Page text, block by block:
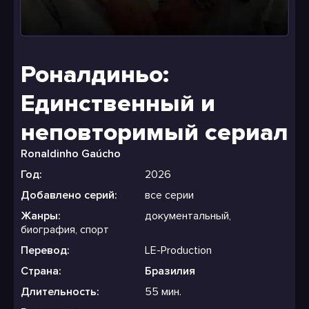
Роналдиньо:
Единственный и
неповторимый сериал
Ronaldinho Gaúcho
Год:
2026
Добавлено серий:
все серии
Жанры:
документальный,
биография, спорт
Перевод:
LE-Production
Страна:
Бразилия
Длительность:
55 мин.